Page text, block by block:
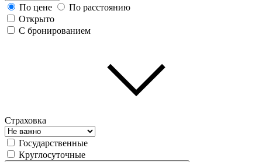
По цене
По расстоянию
Открыто
С бронированием
Страховка
Государственные
Круглосуточные